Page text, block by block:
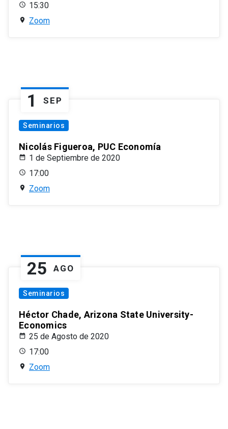
15:30
Zoom
1 SEP
Seminarios
Nicolás Figueroa, PUC Economía
1 de Septiembre de 2020
17:00
Zoom
25 AGO
Seminarios
Héctor Chade, Arizona State University-
Economics
25 de Agosto de 2020
17:00
Zoom